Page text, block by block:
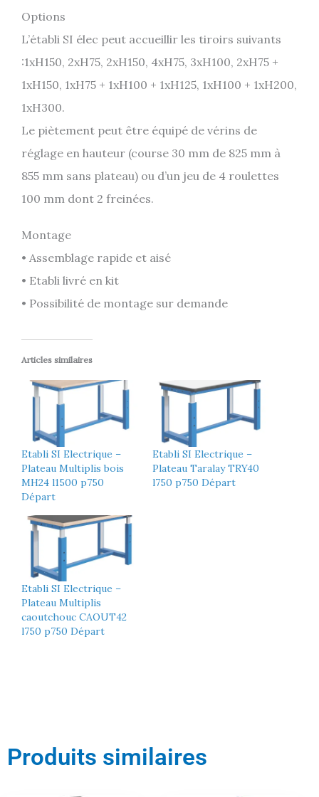
Options
L’établi SI élec peut accueillir les tiroirs suivants
:1xH150, 2xH75, 2xH150, 4xH75, 3xH100, 2xH75 +
1xH150, 1xH75 + 1xH100 + 1xH125, 1xH100 + 1xH200,
1xH300.
Le piètement peut être équipé de vérins de
réglage en hauteur (course 30 mm de 825 mm à
855 mm sans plateau) ou d’un jeu de 4 roulettes
100 mm dont 2 freinées.
Montage
• Assemblage rapide et aisé
• Etabli livré en kit
• Possibilité de montage sur demande
Articles similaires
Etabli SI Electrique –
Plateau Multiplis bois
MH24 l1500 p750
Départ
Etabli SI Electrique –
Plateau Taralay TRY40
l750 p750 Départ
Etabli SI Electrique –
Plateau Multiplis
caoutchouc CAOUT42
l750 p750 Départ
Produits similaires